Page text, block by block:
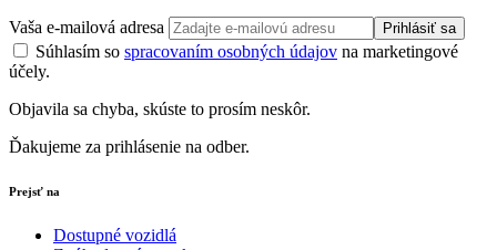
Vaša e-mailová adresa Prihlásiť sa
Súhlasím so spracovaním osobných údajov na marketingové
účely.
Objavila sa chyba, skúste to prosím neskôr.
Ďakujeme za prihlásenie na odber.
Prejsť na
Dostupné vozidlá